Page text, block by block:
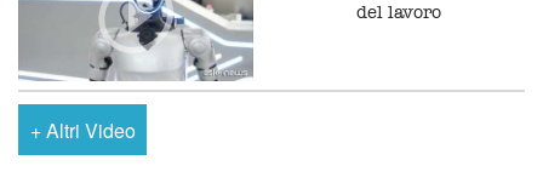
del lavoro
+Altri Video